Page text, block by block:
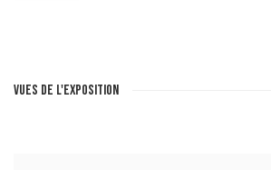
VUES DE L'EXPOSITION